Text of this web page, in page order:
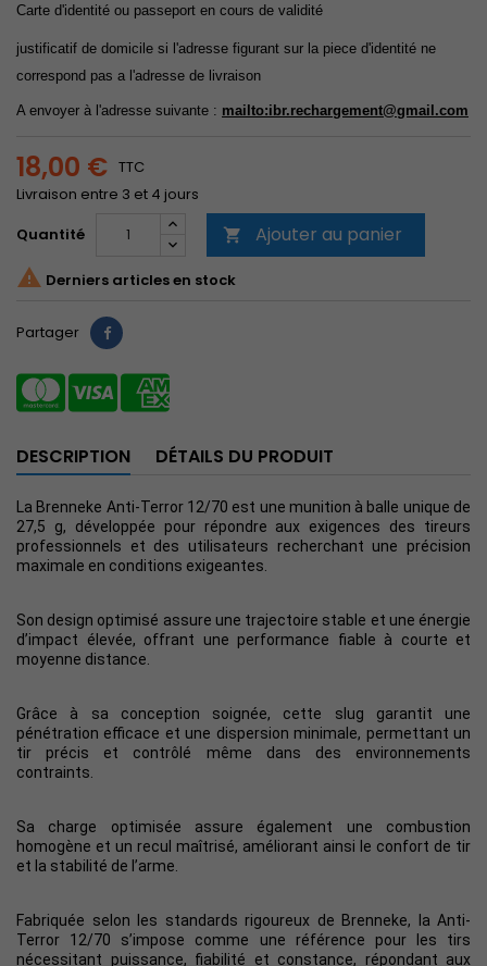
Carte d'identité ou passeport en cours de validité
justificatif de domicile si l'adresse figurant sur la piece d'identité ne
correspond pas a l'adresse de livraison
A envoyer à l'adresse suivante : mailto:ibr.rechargement@gmail.com
18,00 € TTC
Livraison entre 3 et 4 jours
Quantité
 Ajouter au panier
 Derniers articles en stock
Partager
DESCRIPTION DÉTAILS DU PRODUIT
La Brenneke Anti-Terror 12/70 est une munition à balle unique de
27,5 g, développée pour répondre aux exigences des tireurs
professionnels et des utilisateurs recherchant une précision
maximale en conditions exigeantes.
Son design optimisé assure une trajectoire stable et une énergie
d’impact élevée, offrant une performance fiable à courte et
moyenne distance.
Grâce à sa conception soignée, cette slug garantit une
pénétration efficace et une dispersion minimale, permettant un
tir précis et contrôlé même dans des environnements
contraints.
Sa charge optimisée assure également une combustion
homogène et un recul maîtrisé, améliorant ainsi le confort de tir
et la stabilité de l’arme.
Fabriquée selon les standards rigoureux de Brenneke, la Anti-
Terror 12/70 s’impose comme une référence pour les tirs
nécessitant puissance, fiabilité et constance, répondant aux